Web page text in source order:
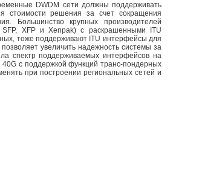
DWDM сети должны поддерживать
стоимости решения за счет сокращения
Большинство крупных производителей
SFP, XFP и Xenpak) с раскрашенными ITU
тоже поддерживают ITU интерфейсы для
увеличить надежность системы за
спектр поддерживаемых интерфейсов на
с поддержкой функций транс-пондерных
при построении региональных сетей и